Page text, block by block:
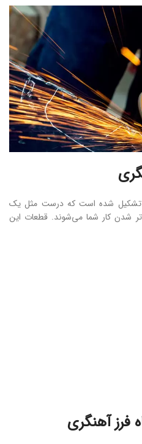
تشکیل شده است که درست مثل یک
شدن کار شما می‌شوند. قطعات این
آهنگری